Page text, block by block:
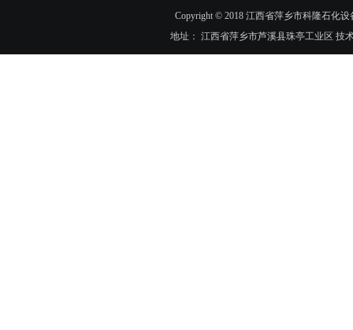
Copyright © 2018 江西省萍乡市科隆石化
地址： 江西省萍乡市芦溪县珠亭工业区 技